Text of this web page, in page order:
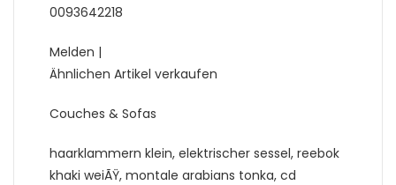
0093642218
Melden |
Ähnlichen Artikel verkaufen
Couches & Sofas
haarklammern klein, elektrischer sessel, reebok
khaki weiÃŸ, montale arabians tonka, cd